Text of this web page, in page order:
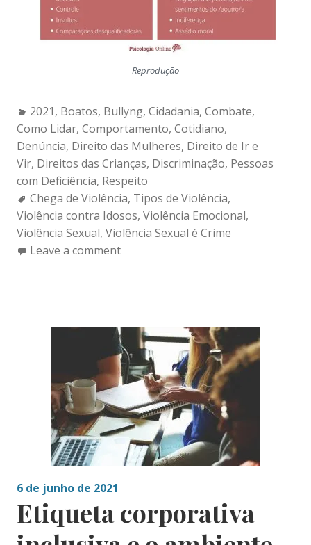
Reprodução
Categories:
2021, Boatos, Bullyng, Cidadania, Combate,
Como Lidar, Comportamento, Cotidiano,
Denúncia, Direito das Mulheres, Direito de Ir e
Vir, Direitos das Crianças, Discriminação, Pessoas
com Deficiência, Respeito
Tags:
Chega de Violência, Tipos de Violência,
Violência contra Idosos, Violência Emocional,
Violência Sexual, Violência Sexual é Crime
Leave a comment
6 de junho de 2021
Etiqueta corporativa